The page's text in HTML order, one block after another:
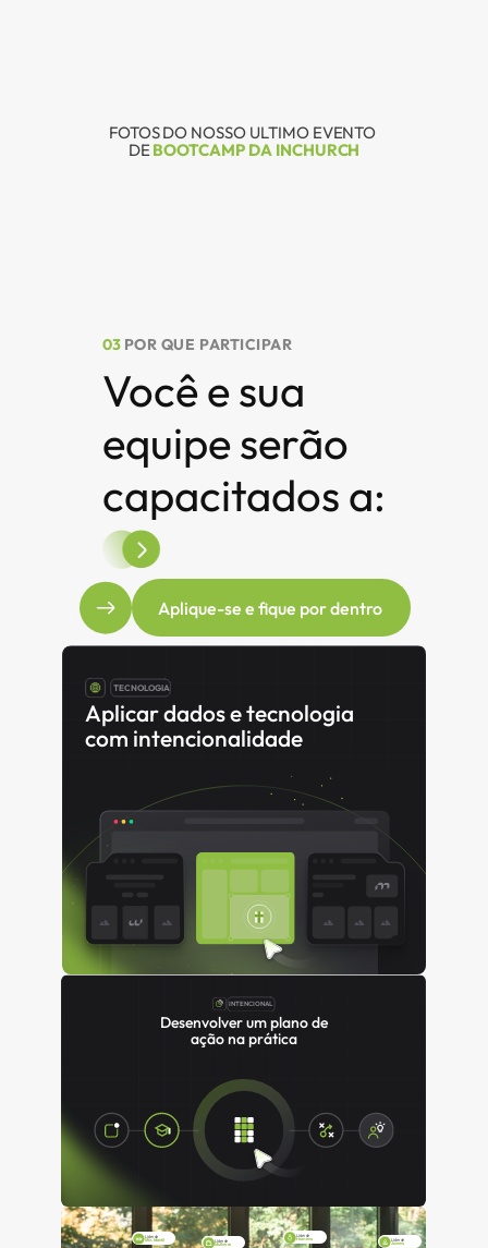
FOTOS DO NOSSO ULTIMO EVENTO
DEBOOTCAMP DA INCHURCH
03 POR QUE PARTICIPAR
Você e sua
equipe serão
capacitados a:
Aplique-se e fique por dentro
TECNOLOGIA
Aplicar dados e tecnologia
com intencionalidade
INTENCIONAL
Desenvolver um plano de
ação na prática
Líder de
Homens Líder de
Jovens
Líder de
Mulheres
Líder de
Min. Infantil